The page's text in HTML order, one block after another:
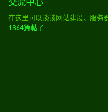
在这里可以谈谈网站建设、服务
1364篇帖子